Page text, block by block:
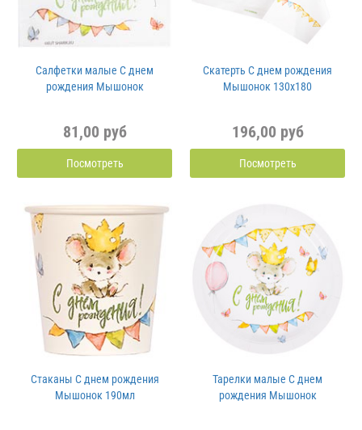
Салфетки малые С днем
рождения Мышонок
81,00 руб
Посмотреть
Скатерть С днем рождения
Мышонок 130х180
196,00 руб
Посмотреть
Стаканы С днем рождения
Мышонок 190мл
Тарелки малые С днем
рождения Мышонок